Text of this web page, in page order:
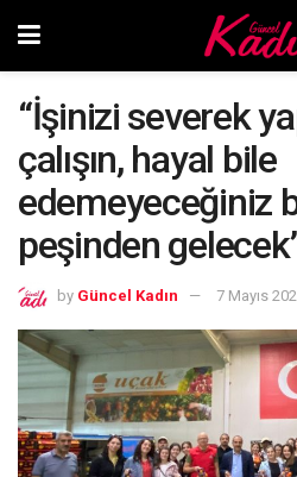
“İşinizi severek
çalışın, hayal bile
edemeyeceğiniz
peşinden
by Güncel Kadın 7 Mayıs